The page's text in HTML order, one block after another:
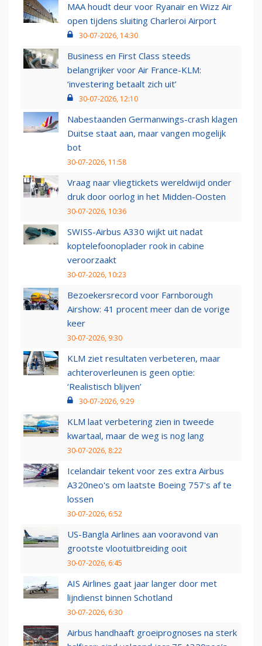
MAA houdt deur voor Ryanair en Wizz Air
open tijdens sluiting Charleroi Airport
30-07-2026, 14:30
Business en First Class steeds
belangrijker voor Air France-KLM:
‘investering betaalt zich uit’
30-07-2026, 12:10
Nabestaanden Germanwings-crash klagen
Duitse staat aan, maar vangen mogelijk
bot
30-07-2026, 11:58
Vraag naar vliegtickets wereldwijd onder
druk door oorlog in het Midden-Oosten
30-07-2026, 10:36
SWISS-Airbus A330 wijkt uit nadat
koptelefoonoplader rook in cabine
veroorzaakt
30-07-2026, 10:23
Bezoekersrecord voor Farnborough
Airshow: 41 procent meer dan de vorige
keer
30-07-2026, 9:30
KLM ziet resultaten verbeteren, maar
achteroverleunen is geen optie:
‘Realistisch blijven’
30-07-2026, 9:29
KLM laat verbetering zien in tweede
kwartaal, maar de weg is nog lang
30-07-2026, 8:22
Icelandair tekent voor zes extra Airbus
A320neo's om laatste Boeing 757's af te
lossen
30-07-2026, 6:52
US-Bangla Airlines aan vooravond van
grootste vlootuitbreiding ooit
30-07-2026, 6:45
AIS Airlines gaat jaar langer door met
lijndienst binnen Schotland
30-07-2026, 6:30
Airbus handhaaft groeiprognoses na sterk